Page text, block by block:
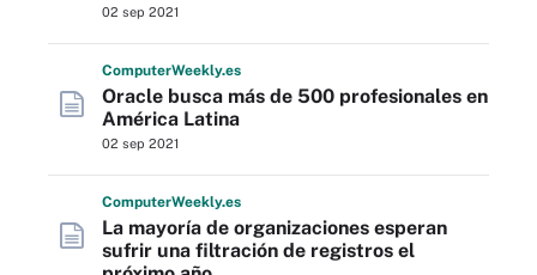
02 sep 2021
ComputerWeekly.es
Oracle busca más de 500 profesionales en
América Latina
02 sep 2021
ComputerWeekly.es
La mayoría de organizaciones esperan
sufrir una filtración de registros el